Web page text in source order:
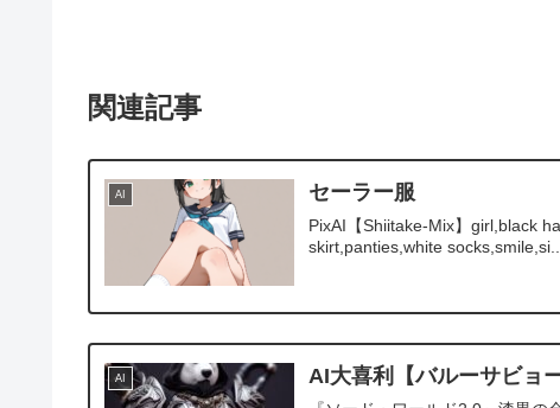
関連記事
AI セーラー服
PixAI【Shiitake-Mix】girl,black
skirt,panties,white socks,smile,si...
AI AI大喜利【バルーサビョー